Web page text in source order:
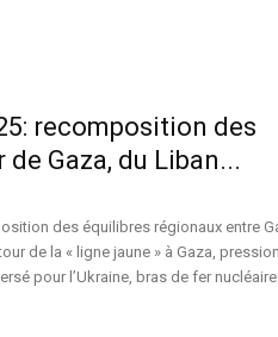
recomposition des
Gaza, du Liban...
des équilibres régionaux entre
de la « ligne jaune » à Gaza,
pour l’Ukraine, bras de fer nucléaire